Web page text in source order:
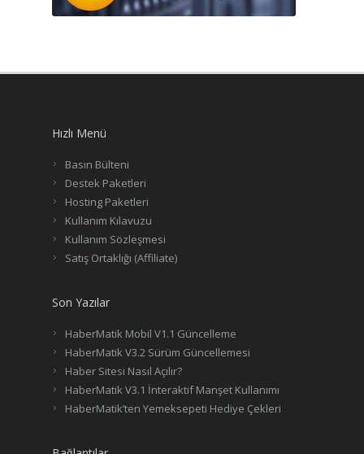
Hızlı Menü
Basın Bülteni
Destek Paketleri
Hosting Paketleri
Kullanım Kılavuzu
Kullanım Sözleşmesi
Satış Ortaklığı (Affiliate)
Son Yazılar
HaberMatik Mobil V1.1 Güncelleme
HaberMatik V3.2 Sürüm Güncellemesi
Haber Sitesi Nasıl Açılır?
HaberMatik V3.1 İnteraktif Manşet Kullanımı
HaberMatik’ten Yemeksepeti Hediye Çekleri